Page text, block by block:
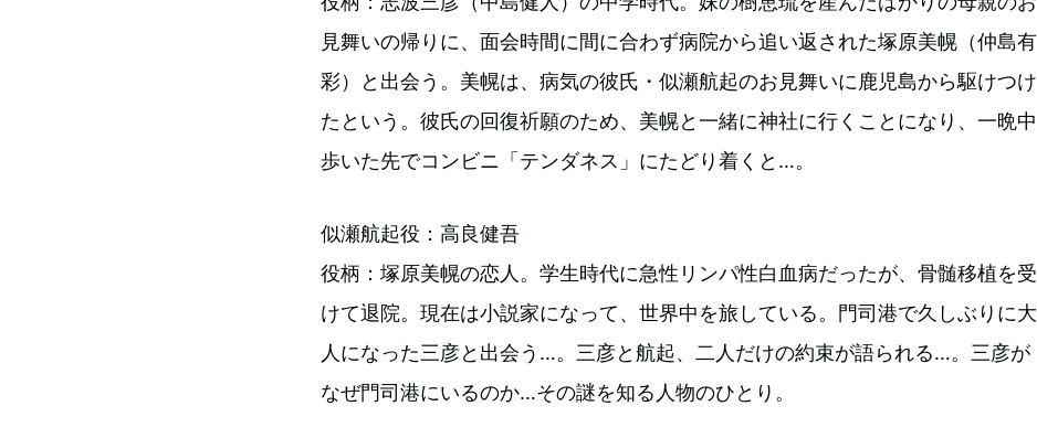
見舞いの帰りに、面会時間に間に合わず病院から追い返された塚原美幌（仲島有
彩）と出会う。美幌は、病気の彼氏・似瀬航起のお見舞いに鹿児島から駆けつけ
たという。彼氏の回復祈願のため、美幌と一緒に神社に行くことになり、一晩中
歩いた先でコンビニ「テンダネス」にたどり着くと…。
似瀬航起役：高良健吾
役柄：塚原美幌の恋人。学生時代に急性リンパ性白血病だったが、骨髄移植を受
けて退院。現在は小説家になって、世界中を旅している。門司港で久しぶりに大
人になった三彦と出会う…。三彦と航起、二人だけの約束が語られる…。三彦が
なぜ門司港にいるのか…その謎を知る人物のひとり。